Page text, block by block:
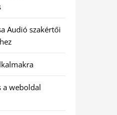
Audió szakértői
a weboldal